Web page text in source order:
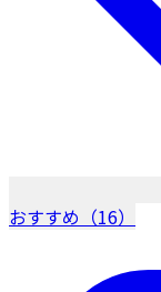
おすすめ（16）